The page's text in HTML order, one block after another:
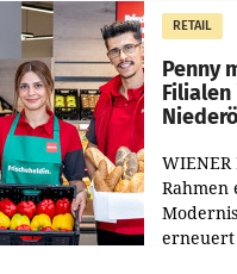
gemacht
RETAIL
Penny
Filialen
WIENER
Rahmen
erneuert